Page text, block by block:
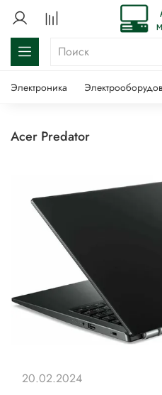
Электроника
Acer Predator
20.02.2024